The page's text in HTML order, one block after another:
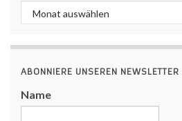
Archiv
ABONNIERE UNSEREN NEWSLETTER
Name